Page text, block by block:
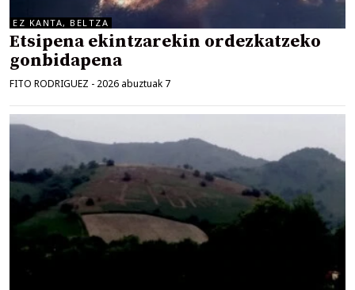
EZ KANTA, BELTZA
Etsipena ekintzarekin ordezkatzeko
gonbidapena
FITO RODRIGUEZ - 2026 abuztuak 7